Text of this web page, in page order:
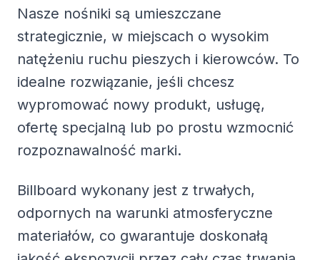
Nasze nośniki są umieszczane
strategicznie, w miejscach o wysokim
natężeniu ruchu pieszych i kierowców. To
idealne rozwiązanie, jeśli chcesz
wypromować nowy produkt, usługę,
ofertę specjalną lub po prostu wzmocnić
rozpoznawalność marki.
Billboard wykonany jest z trwałych,
odpornych na warunki atmosferyczne
materiałów, co gwarantuje doskonałą